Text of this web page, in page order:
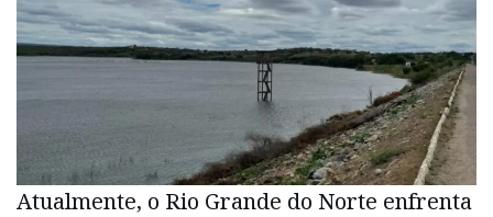
Atualmente, o Rio Grande do Norte enfrenta